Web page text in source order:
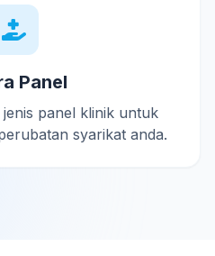
Panel
panel klinik untuk
syarikat anda.